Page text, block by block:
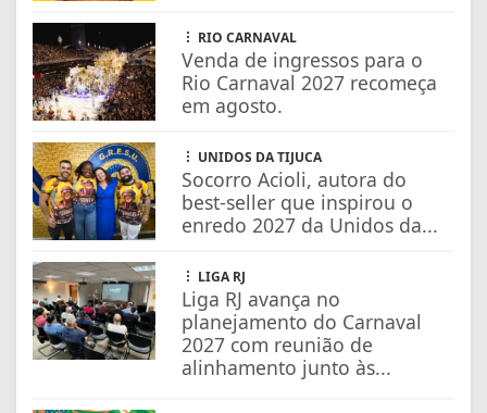
RIO CARNAVAL
Venda de ingressos para o
Rio Carnaval 2027 recomeça
em agosto.
UNIDOS DA TIJUCA
Socorro Acioli, autora do
best-seller que inspirou o
enredo 2027 da Unidos da...
LIGA RJ
Liga RJ avança no
planejamento do Carnaval
2027 com reunião de
alinhamento junto às...